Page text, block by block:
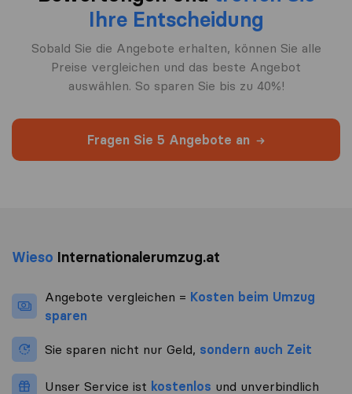
Ihre Entscheidung
Sobald Sie die Angebote erhalten, können Sie alle
Preise vergleichen und das beste Angebot
auswählen. So sparen Sie bis zu 40%!
Fragen Sie 5 Angebote an
Wieso Internationalerumzug.at
Angebote vergleichen = Kosten beim Umzug
sparen
Sie sparen nicht nur Geld, sondern auch Zeit
Unser Service ist kostenlos und unverbindlich